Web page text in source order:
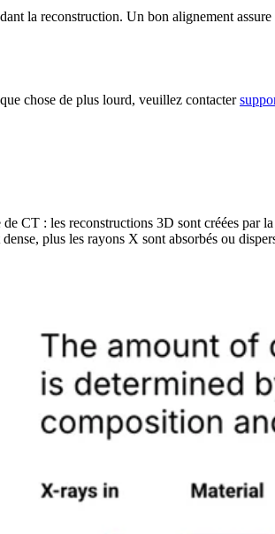
la reconstruction. Un bon alignement
chose de plus lourd, veuillez contacter
: les reconstructions 3D sont créées par
plus les rayons X sont absorbés ou